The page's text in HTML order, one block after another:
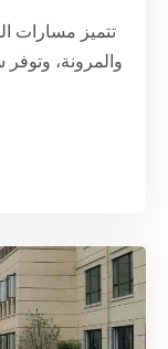
والمرونة، وتوفر